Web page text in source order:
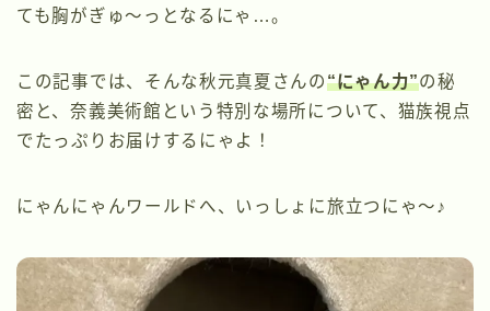
ても胸がぎゅ〜っとなるにゃ…。
この記事では、そんな秋元真夏さんの“にゃん力”の秘
密と、奈義美術館という特別な場所について、猫族視点
でたっぷりお届けするにゃよ！
にゃんにゃんワールドへ、いっしょに旅立つにゃ〜♪